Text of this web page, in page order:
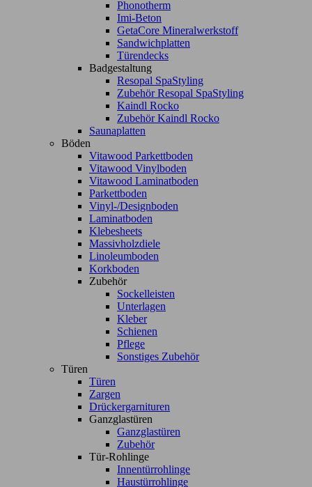
Phonotherm
Imi-Beton
GetaCore Mineralwerkstoff
Sandwichplatten
Türendecks
Badgestaltung
Resopal SpaStyling
Zubehör Resopal SpaStyling
Kaindl Rocko
Zubehör Kaindl Rocko
Saunaplatten
Böden
Vitawood Parkettboden
Vitawood Vinylboden
Vitawood Laminatboden
Parkettboden
Vinyl-/Designboden
Laminatboden
Klebesheets
Massivholzdiele
Linoleumboden
Korkboden
Zubehör
Sockelleisten
Unterlagen
Kleber
Schienen
Pflege
Sonstiges Zubehör
Türen
Türen
Zargen
Drückergarnituren
Ganzglastüren
Ganzglastüren
Zubehör
Tür-Rohlinge
Innentürrohlinge
Haustürrohlinge